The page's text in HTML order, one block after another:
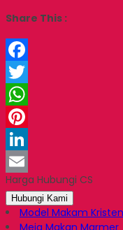
Share This :
Facebook
Twitter
WhatsApp
Pinterest
LinkedIn
Email
Harga Hubungi CS
Hubungi Kami
Model Makam